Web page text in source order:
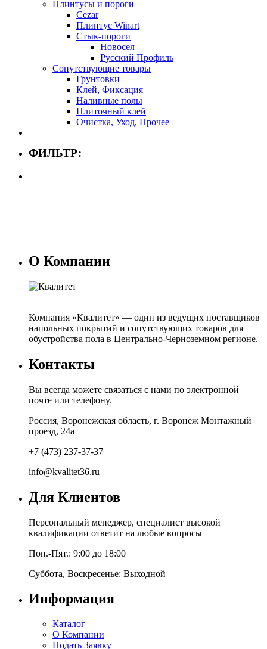
Плинтусы и пороги
Cezar
Плинтус Winart
Стык-пороги
Новосел
Русский Профиль
Сопутствующие товары
Грунтовки
Клей, Фиксация
Наливные полы
Плиточный клей
Очистка, Уход, Прочее
ФИЛЬТР:
О Компании
Компания «Квалитет» — один из ведущих поставщиков
напольных покрытий и сопутствующих товаров для
обустройства пола в Центрально-Черноземном регионе.
Контакты
Вы всегда можете связаться с нами по электронной
почте или телефону.
Россия, Воронежская область, г. Воронеж Монтажный
проезд, 24а
+7 (473) 237-37-37
info@kvalitet36.ru
Для Клиентов
Персональный менеджер, специалист высокой
квалификации ответит на любые вопросы
Пон.-Пят.: 9:00 до 18:00
Суббота, Воскресенье: Выходной
Информация
Каталог
О Компании
Подать Заявку